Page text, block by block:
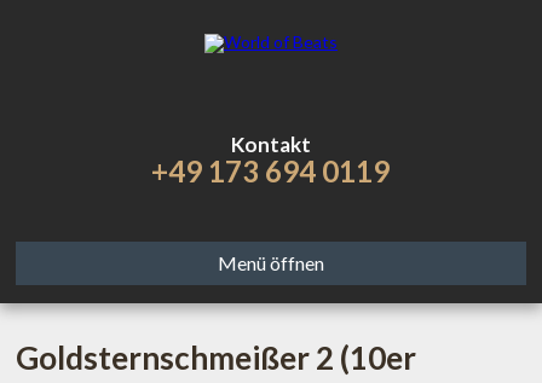
Kontakt
+49 173 694 0119
Menü öffnen
Goldsternschmeißer 2 (10er